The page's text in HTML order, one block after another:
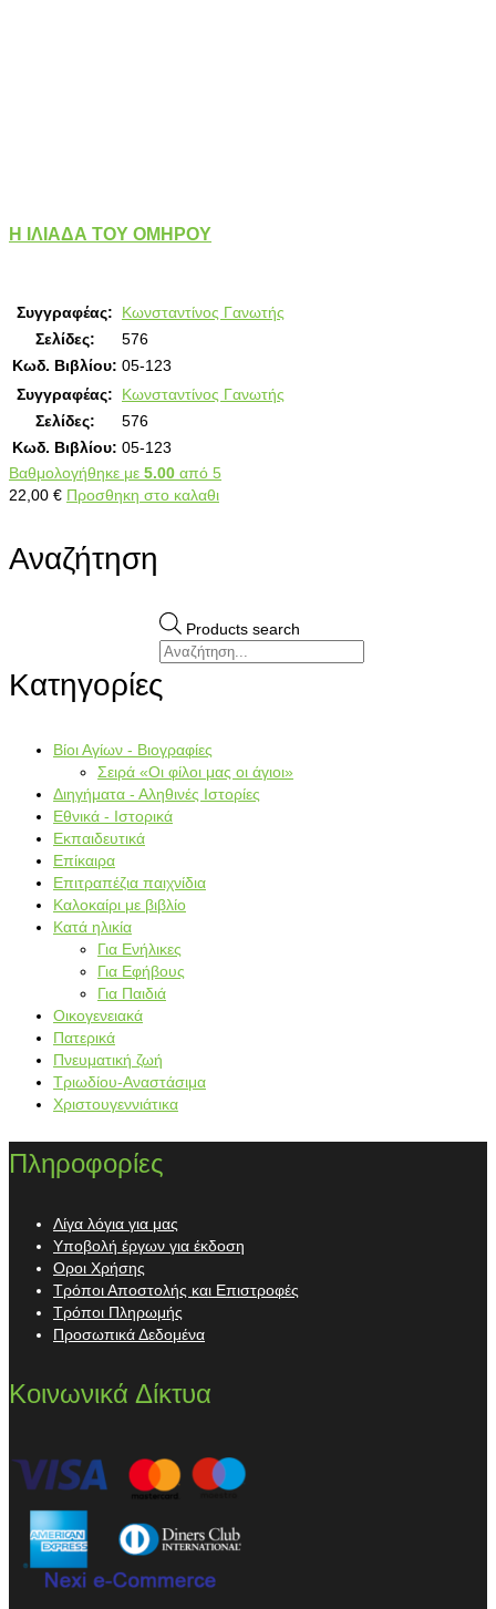
Η ΙΛΙΑΔΑ ΤΟΥ ΟΜΗΡΟΥ
Συγγραφέας:
Κωνσταντίνος Γανωτής
Σελίδες:
576
Κωδ. Βιβλίου: 05-123
Συγγραφέας:
Κωνσταντίνος Γανωτής
Σελίδες:
576
Κωδ. Βιβλίου: 05-123
Βαθμολογήθηκε με 5.00 από 5
22,00 € Προσθηκη στο καλαθι
Αναζήτηση
Products search
Κατηγορίες
Βίοι Αγίων - Βιογραφίες
Σειρά «Οι φίλοι μας οι άγιοι»
Διηγήματα - Αληθινές Ιστορίες
Εθνικά - Ιστορικά
Εκπαιδευτικά
Επίκαιρα
Επιτραπέζια παιχνίδια
Καλοκαίρι με βιβλίο
Κατά ηλικία
Για Ενήλικες
Για Εφήβους
Για Παιδιά
Οικογενειακά
Πατερικά
Πνευματική ζωή
Τριωδίου-Αναστάσιμα
Χριστουγεννιάτικα
Πληροφορίες
Λίγα λόγια για μας
Υποβολή έργων για έκδοση
Οροι Χρήσης
Τρόποι Αποστολής και Επιστροφές
Τρόποι Πληρωμής
Προσωπικά Δεδομένα
Κοινωνικά Δίκτυα